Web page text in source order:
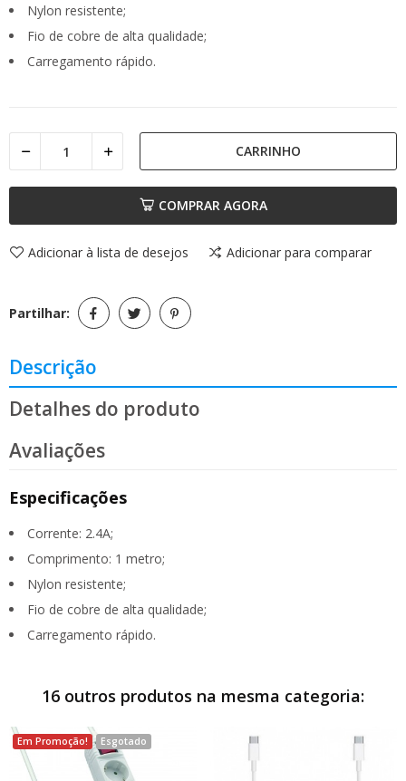
Nylon resistente;
Fio de cobre de alta qualidade;
Carregamento rápido.
CARRINHO
COMPRAR AGORA
Adicionar à lista de desejos Adicionar para comparar
Partilhar:
Descrição
Detalhes do produto
Avaliações
Especificações
Corrente: 2.4A;
Comprimento: 1 metro;
Nylon resistente;
Fio de cobre de alta qualidade;
Carregamento rápido.
16 outros produtos na mesma categoria:
Em Promoção! Esgotado